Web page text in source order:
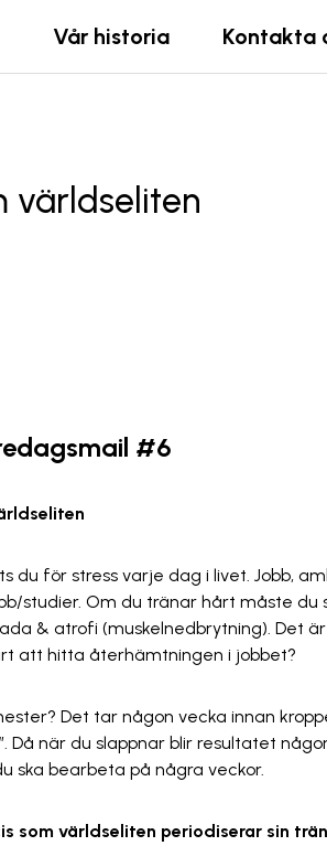
Vår historia Kontakta
världseliten
#6
du för stress varje dag i livet. Jobb,
studier. Om du tränar hårt måste du
& atrofi (muskelnedbrytning). Det
att hitta återhämtningen i jobbet?
Det tar någon vecka innan
Då när du slappnar blir resultatet
ska bearbeta på några veckor.
som världseliten periodiserar sin